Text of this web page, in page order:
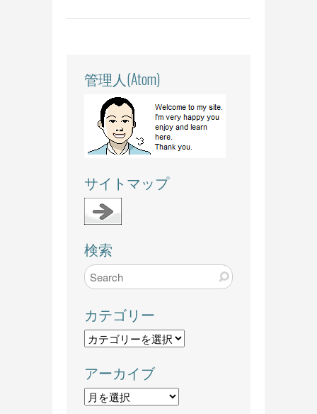
管理人(Atom)
サイトマップ
検索
カテゴリー
カ
ゴ
リ
ー
アーカイブ
ア